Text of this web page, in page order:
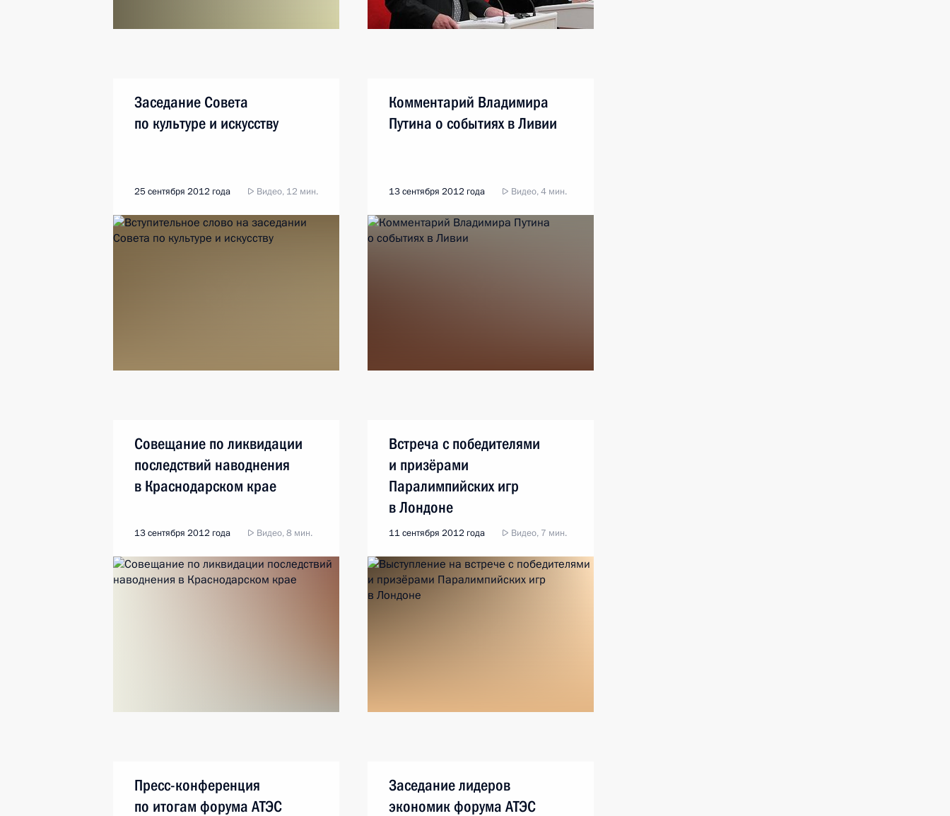
Заседание Совета
по культуре и искусству
25 сентября 2012 года Видео, 12 мин.
Комментарий Владимира
Путина о событиях в Ливии
13 сентября 2012 года Видео, 4 мин.
Совещание по ликвидации
последствий наводнения
в Краснодарском крае
13 сентября 2012 года Видео, 8 мин.
Встреча с победителями
и призёрами
Паралимпийских игр
в Лондоне
11 сентября 2012 года Видео, 7 мин.
Пресс-конференция
по итогам форума АТЭС
Заседание лидеров
экономик форума АТЭС